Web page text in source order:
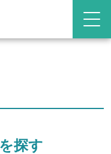
探す